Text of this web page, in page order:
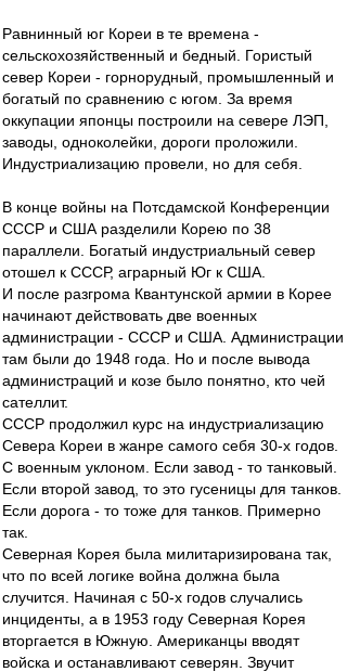
Равнинный юг Кореи в те времена -
сельскохозяйственный и бедный. Гористый
север Кореи - горнорудный, промышленный и
богатый по сравнению с югом. За время
оккупации японцы построили на севере ЛЭП,
заводы, одноколейки, дороги проложили.
Индустриализацию провели, но для себя.
В конце войны на Потсдамской Конференции
СССР и США разделили Корею по 38
параллели. Богатый индустриальный север
отошел к СССР, аграрный Юг к США.
И после разгрома Квантунской армии в Корее
начинают действовать две военных
администрации - СССР и США. Администрации
там были до 1948 года. Но и после вывода
администраций и козе было понятно, кто чей
сателлит.
СССР продолжил курс на индустриализацию
Севера Кореи в жанре самого себя 30-х годов.
С военным уклоном. Если завод - то танковый.
Если второй завод, то это гусеницы для танков.
Если дорога - то тоже для танков. Примерно
так.
Северная Корея была милитаризирована так,
что по всей логике война должна была
случится. Начиная с 50-х годов случались
инциденты, а в 1953 году Северная Корея
вторгается в Южную. Американцы вводят
войска и останавливают северян. Звучит